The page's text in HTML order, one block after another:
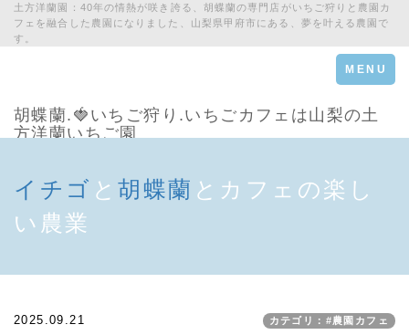
土方洋蘭園：40年の情熱が咲き誇る、胡蝶蘭の専門店がいちご狩りと農園カ
フェを融合した農園になりました、山梨県甲府市にある、夢を叶える農園で
す。
Toggle
navigation
MENU
胡蝶蘭.🍓いちご狩り.いちごカフェは山梨の土
方洋蘭いちご園
イチゴ と 胡蝶蘭 とカフェの楽し
い農業
2025.09.21 カテゴリ：#農園カフェ